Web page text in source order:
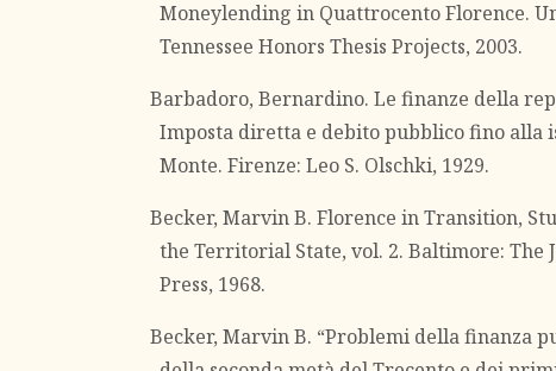
Moneylending in Quattrocento Florence.
Tennessee Honors Thesis Projects, 2003.
Barbadoro, Bernardino. Le finanze della
Imposta diretta e debito pubblico fino alla
Monte. Firenze: Leo S. Olschki, 1929.
Becker, Marvin B. Florence in Transition,
the Territorial State, vol. 2. Baltimore: The
Press, 1968.
Becker, Marvin B. “Problemi della finanza